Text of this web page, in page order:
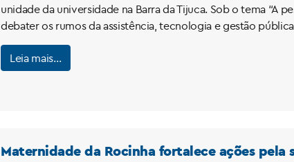
unidade da universidade na Barra da Tijuca. Sob o tema “A
debater os rumos da assistência, tecnologia e gestão
Leia mais…
Maternidade da Rocinha fortalece ações